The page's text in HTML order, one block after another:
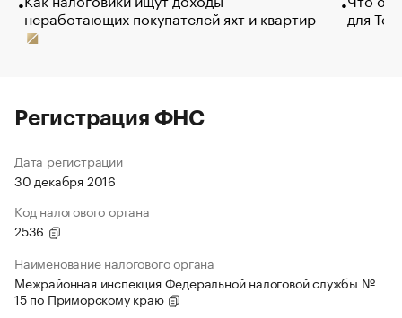
неработающих покупателей яхт и квартир
для
Регистрация ФНС
Дата регистрации
30 декабря 2016
Код налогового органа
2536
Наименование налогового органа
Межрайонная инспекция Федеральной налоговой службы №
15 по Приморскому краю